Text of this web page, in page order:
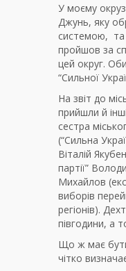
У моєму
Джунь, яку
системою, та
пройшов за
цей округ.
“Сильної
На звіт до
прийшли й
сестра
(“Сильна
Віталій
партії”
Михайлов
виборів
регіонів).
півгодини, а
Що ж має бути
чітко